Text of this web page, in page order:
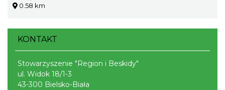
0.58 km
KONTAKT
Stowarzyszenie "Region i Beskidy"
ul. Widok 18/1-3
43-300 Bielsko-Biała